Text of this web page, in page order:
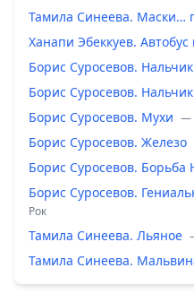
Тамила Синеева. Маски…
Ханапи Эбеккуев.
Борис Суросевов.
Борис Суросевов.
Борис Суросевов. Мухи —
Борис Суросевов. Железо
Борис Суросевов. Борьба
Борис Суросевов.
Рок
Тамила Синеева. Льяное
Тамила Синеева.